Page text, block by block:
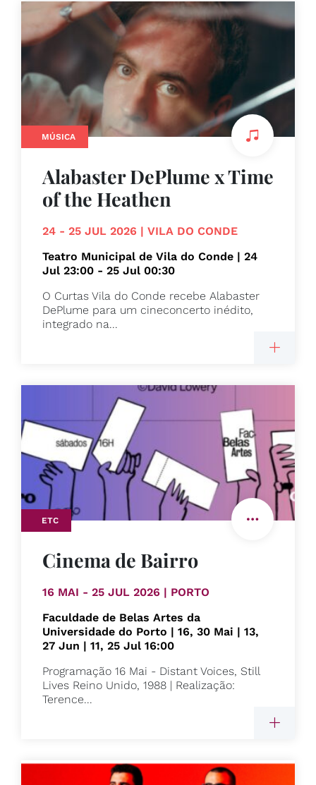
MÚSICA
Alabaster DePlume x Time
of the Heathen
24 - 25 JUL 2026 | VILA DO CONDE
Teatro Municipal de Vila do Conde | 24
Jul 23:00 - 25 Jul 00:30
O Curtas Vila do Conde recebe Alabaster
DePlume para um cineconcerto inédito,
integrado na...
ETC
Cinema de Bairro
16 MAI - 25 JUL 2026 | PORTO
Faculdade de Belas Artes da
Universidade do Porto | 16, 30 Mai | 13,
27 Jun | 11, 25 Jul 16:00
Programação 16 Mai - Distant Voices, Still
Lives Reino Unido, 1988 | Realização:
Terence...